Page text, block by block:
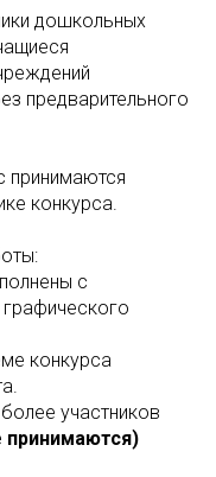
дошкольных
предварительного
принимаются
конкурса.
с
конкурса
участников
принимаются)